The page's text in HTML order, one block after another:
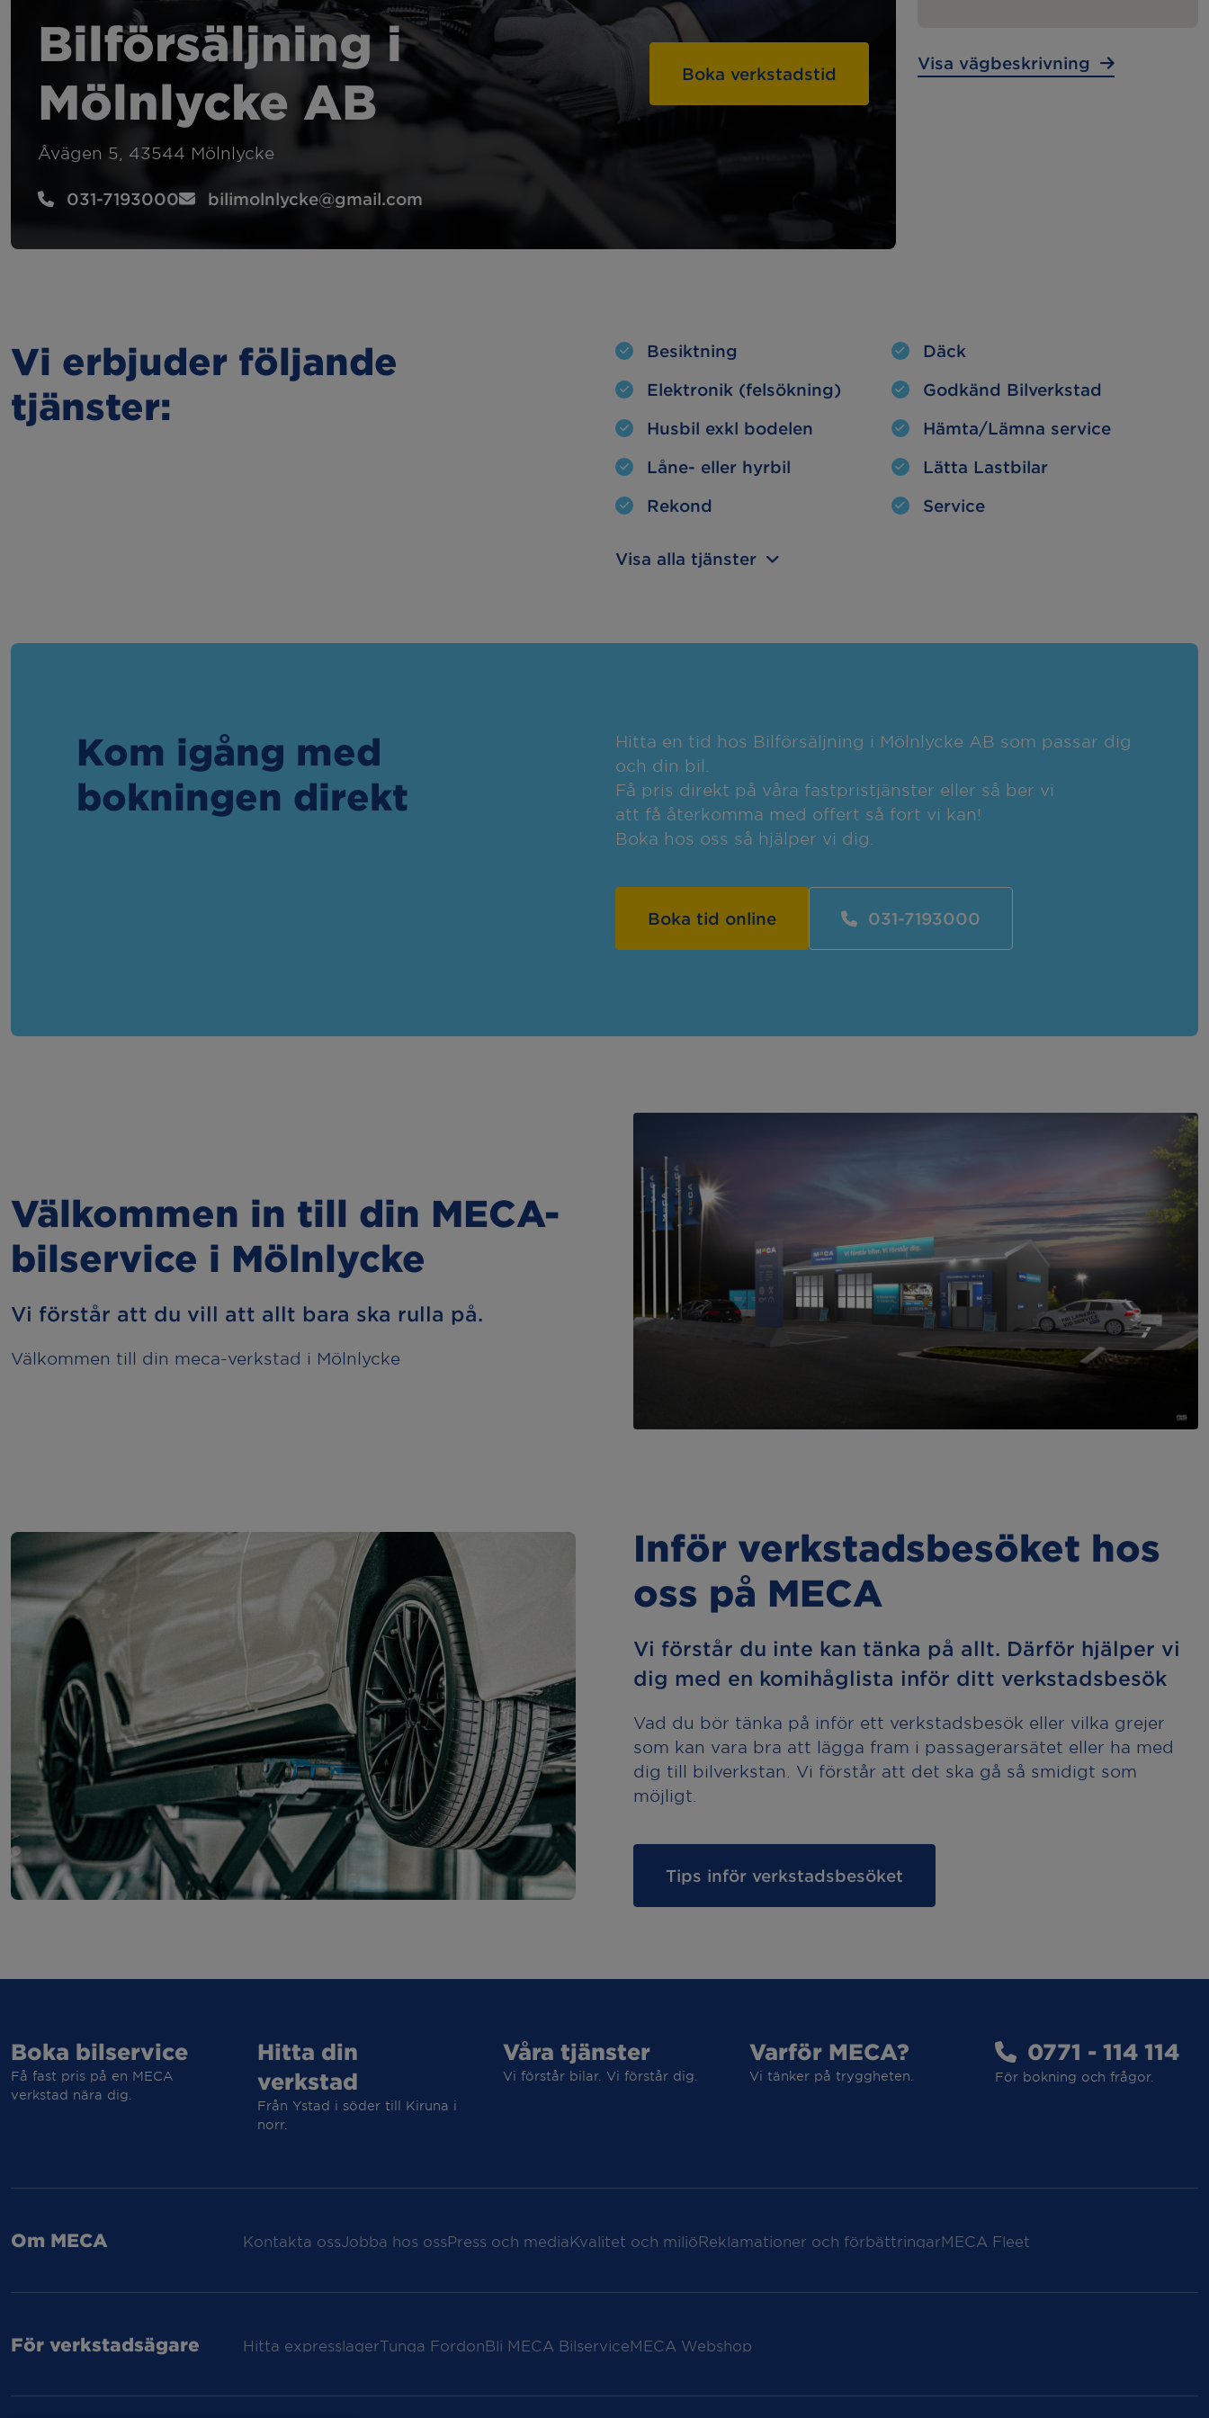
Felsökning Hjulinställning
service
Kamremsbyte Byta lampor Oljebyte
Semesterkontroll
Kupévärmare Backljus
Bilförsäljning i
Mölnlycke AB
Åvägen 5, 43544 Mölnlycke
031-7193000 bilimolnlycke@gmail.com
Boka verkstadstid
Visa vägbeskrivning
Vi erbjuder följande
tjänster:
Besiktning
Däck
Elektronik (felsökning)
Godkänd Bilverkstad
Husbil exkl bodelen
Hämta/Lämna service
Låne- eller hyrbil
Lätta Lastbilar
Rekond
Service
Visa alla tjänster
Kom igång med
bokningen direkt
Hitta en tid hos Bilförsäljning i Mölnlycke AB som passar dig
och din bil.
Få pris direkt på våra fastpristjänster eller så ber vi
att få återkomma med offert så fort vi kan!
Boka hos oss så hjälper vi dig.
Boka tid online 031-7193000
Välkommen in till din MECA-
bilservice i Mölnlycke
Vi förstår att du vill att allt bara ska rulla på.
Välkommen till din meca-verkstad i Mölnlycke
Inför verkstadsbesöket hos
oss på MECA
Vi förstår du inte kan tänka på allt. Därför hjälper vi
dig med en komihåglista inför ditt verkstadsbesök
Vad du bör tänka på inför ett verkstadsbesök eller vilka grejer
som kan vara bra att lägga fram i passagerarsätet eller ha med
dig till bilverkstan. Vi förstår att det ska gå så smidigt som
möjligt.
Tips inför verkstadsbesöket
Boka bilservice
Få fast pris på en MECA
verkstad nära dig.
Hitta din
verkstad
Från Ystad i söder till Kiruna i
norr.
Våra tjänster
Vi förstår bilar. Vi förstår dig.
Varför MECA?
Vi tänker på tryggheten.
0771 - 114 114
För bokning och frågor.
Om MECA Kontakta ossJobba hos ossPress och mediaKvalitet och miljöReklamationer och förbättringarMECA Fleet
För verkstadsägare Hitta expresslagerTunga FordonBli MECA BilserviceMECA Webshop